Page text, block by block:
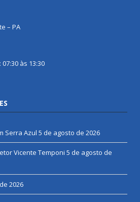
– PA
às 13:30
Serra Azul 5 de agosto de 2026
Vicente Temponi 5 de agosto de
2026